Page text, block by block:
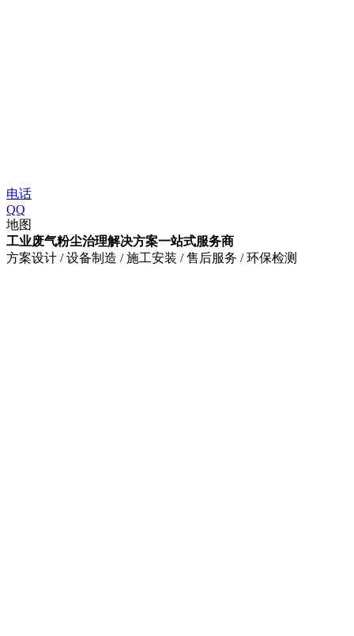
电话
QQ
地图
工业废气粉尘治理解决方案一站式服务商
方案设计 / 设备制造 / 施工安装 / 售后服务 / 环保检测